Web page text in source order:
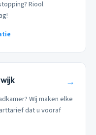
Riool
→
Wij maken elke
dat u vooraf